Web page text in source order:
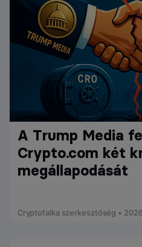
A Trump Media
Crypto.com két
megállapodását
Cryptofalka szerkesztőség •